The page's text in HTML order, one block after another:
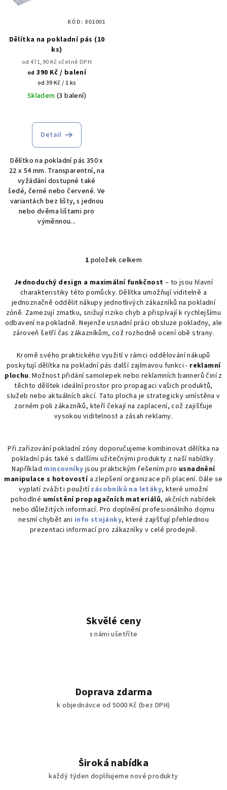
oDělítka na pokladní pás (10
ks)
od 471,90 Kč včetně DPH
od 390 Kč / balení
Měrná
cena:
od 39 Kč / 1 ks
Skladem(3 balení)
Detail
Dělítko na pokladní pás 350 x
22 x 54 mm. Transparentní, na
vyžádání dostupné také
šedé, černé nebo červené. Ve
variantách bez lišty, s jednou
nebo dvěma lištami pro
výměnnou...
KÓD: 801001
O
v
l
á
d
a
c
p
r
v
k
y
v
i
s
u
1 položek celkem
Jednoduchý design a maximální funkčnost – to jsou hlavní
charakteristiky této pomůcky. Dělítka umožňují viditelně a
jednoznačně oddělit nákupy jednotlivých zákazníků na pokladní
zóně. Zamezují zmatku, snižují riziko chyb a přispívají k rychlejšímu
odbavení na pokladně. Nejenže usnadní práci obsluze pokladny, ale
zároveň šetří čas zákazníkům, což rozhodně ocení obě strany.
Kromě svého praktického využití v rámci oddělování nákupů
poskytují dělítka na pokladní pás další zajímavou funkci - reklamní
plochu. Možnost přidání samolepek nebo reklamních bannerů činí z
těchto dělítek ideální prostor pro propagaci vašich produktů,
služeb nebo aktuálních akcí. Tato plocha je strategicky umístěna v
zorném poli zákazníků, kteří čekají na zaplacení, což zajišťuje
vysokou viditelnost a zásah reklamy.
Při zařizování pokladní zóny doporučujeme kombinovat dělítka na
pokladní pás také s dalšími užitečnými produkty z naší nabídky.
Například mincovníky jsou praktickým řešením pro usnadnění
manipulace s hotovostí a zlepšení organizace při placení. Dále se
vyplatí zvážit i použitízásobníků na letáky, které umožní
pohodlné umístění propagačních materiálů, akčních nabídek
nebo důležitých informací. Pro doplnění profesionálního dojmu
nesmí chybět ani info stojánky, které zajišťují přehlednou
prezentaci informací pro zákazníky v celé prodejně.
Skvělé ceny
s námi ušetříte
Doprava zdarma
k objednávce od 5000 Kč (bez DPH)
Široká nabídka
každý týden doplňujeme nové produkty